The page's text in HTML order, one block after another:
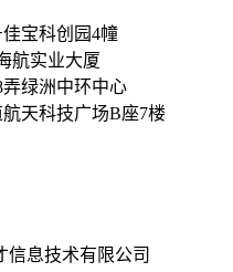
宝科创园4幢
航实业大厦
弄绿洲中环中心
天科技广场B座7楼
息技术有限公司